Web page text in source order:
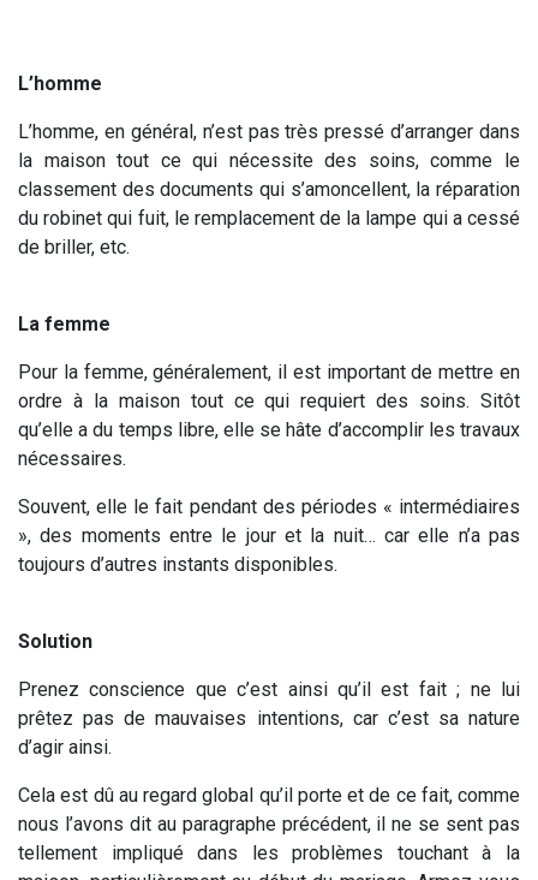
L’homme
L’homme, en général, n’est pas très pressé d’arranger dans
la maison tout ce qui nécessite des soins, comme le
classement des documents qui s’amoncellent, la réparation
du robinet qui fuit, le remplacement de la lampe qui a cessé
de briller, etc.
La femme
Pour la femme, généralement, il est important de mettre en
ordre à la maison tout ce qui requiert des soins. Sitôt
qu’elle a du temps libre, elle se hâte d’accomplir les travaux
nécessaires.
Souvent, elle le fait pendant des périodes « intermédiaires
», des moments entre le jour et la nuit… car elle n’a pas
toujours d’autres instants disponibles.
Solution
Prenez conscience que c’est ainsi qu’il est fait ; ne lui
prêtez pas de mauvaises intentions, car c’est sa nature
d’agir ainsi.
Cela est dû au regard global qu’il porte et de ce fait, comme
nous l’avons dit au paragraphe précédent, il ne se sent pas
tellement impliqué dans les problèmes touchant à la